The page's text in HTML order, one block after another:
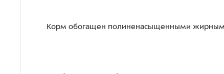
Корм обогащен полиненасыщенными